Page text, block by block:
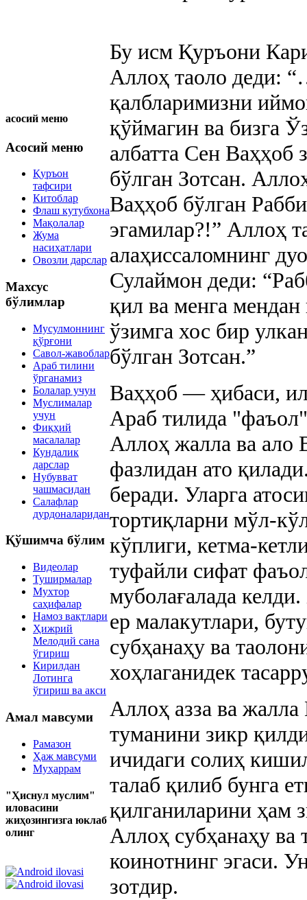
асосий меню
Асосий меню
Қуръон
тафсири
Китоблар
Флаш кутубхона
Мақолалар
Жума
насиҳатлари
Овозли дарслар
Махсус
бўлимлар
Мусулмоннинг
қўрғони
Савол-жавоблар
Араб тилини
ўрганамиз
Болалар учун
Муслималар
учун
Фиқҳий
масалалар
Кундалик
дарслар
Нубувват
чашмасидан
Салафлар
дурдоналаридан
Қўшимча бўлим
Видеолар
Туширмалар
Мухтор
саҳифалар
Намоз вақтлари
Ҳижрий
Мелодий сана
ўгириш
Кирилдан
Лотинга
ўгириш ва акси
Амал мавсуми
Рамазон
Ҳаж мавсуми
Муҳаррам
"Ҳиснул муслим"
иловасини
жиҳозингизга юклаб
олинг
Бу исм Қуръони
Аллоҳ таоло деди:
қалбларимизни
қўймагин ва бизга
албатта Сен Ваҳҳоб
бўлган Зотсан.
Ваҳҳоб бўлган
эгамилар?!” Аллоҳ
алаҳиссаломнинг
Сулаймон деди:
қил ва менга
ўзимга хос бир
бўлган Зотсан.”
Ваҳҳоб — ҳибаси,
Араб тилида
Аллоҳ жалла ва ало
фазлидан ато
беради. Уларга
тортиқларни мўл-
кўплиги, кетма-
туфайли сифат
муболағалада
ер малакутлари,
субҳанаҳу ва
хоҳлаганидек
Аллоҳ азза ва
туманини зикр
ичидаги солиҳ
талаб қилиб бунга
қилганиларини ҳам
Аллоҳ субҳанаҳу ва
коинотнинг эгаси.
зотдир.